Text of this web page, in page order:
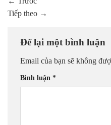
Tiếp theo →
Để lại một bình luận
Email của bạn sẽ không
Bình luận *